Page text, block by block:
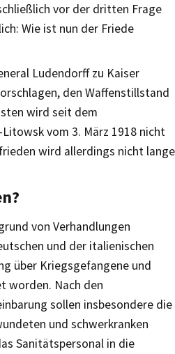
vor der dritten Frage
Wie ist nun der Friede
Ludendorff zu Kaiser
den Waffenstillstand
wird seit dem
vom 3. März 1918 nicht
wird allerdings nicht lange
von Verhandlungen
und der italienischen
über Kriegsgefangene und
worden. Nach den
sollen insbesondere die
und schwerkranken
Sanitätspersonal in die